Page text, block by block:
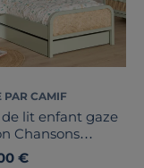
PAR CAMIF
lit enfant gaze
Chansons
€